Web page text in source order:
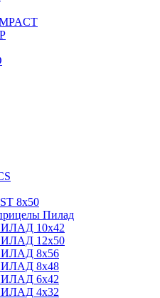
8х50
Пилад
10х42
12х50
8х56
8х48
6х42
4х32